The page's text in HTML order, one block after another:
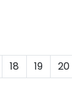
18 19 20